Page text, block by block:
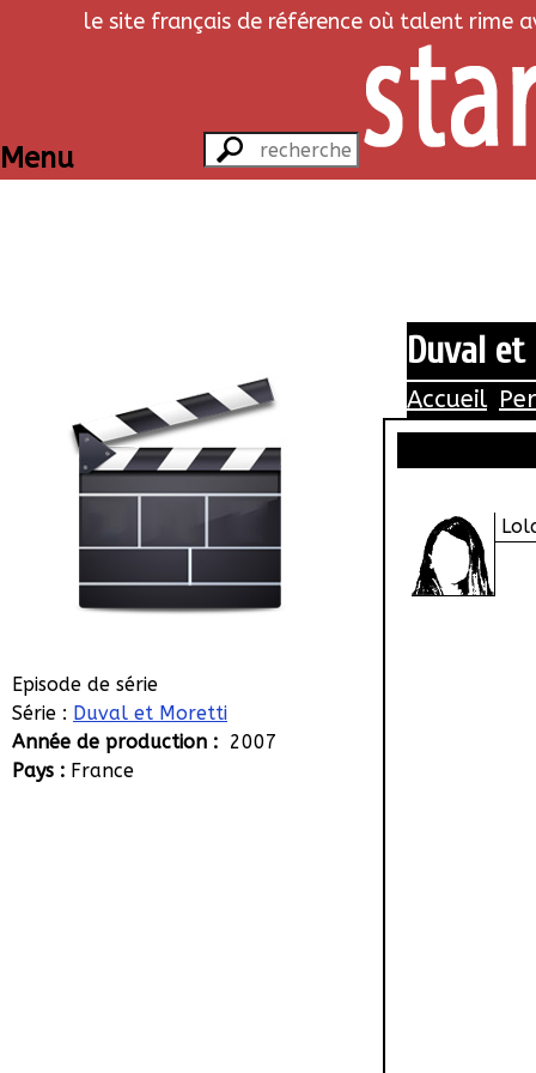
le site français de référence où talent rime
Menu
Episode de série
Série : Duval et Moretti
Année de production : 2007
Pays : France
Duval
Accueil